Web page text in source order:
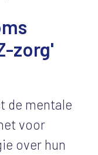
zorg'
de mentale
voor
over hun